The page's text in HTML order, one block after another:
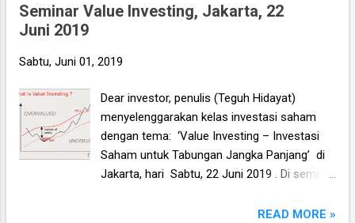
(UP) sebesar maksimal Rp120 juta, dan yang
tunai sebesar Rp60 juta (Rp500 ribu x 12
kalau hasil investasinya tinggi. Sebab uang
yang disetorkan tiap bulan akan kami
putar/kami investasikan, dan ibu akan
menerima keuntungannya.
Seminar Value Investing, Jakarta, 22
Juni 2019
Sabtu, Juni 01, 2019
Dear investor, penulis (Teguh Hidayat)
menyelenggarakan kelas investasi saham
dengan tema: ‘Value Investing – Investasi
Saham untuk Tabungan Jangka Panjang’ di
Jakarta, hari Sabtu, 22 Juni 2019 . Di seminar
pengertian investasi saham (dan apaREAD MORE »